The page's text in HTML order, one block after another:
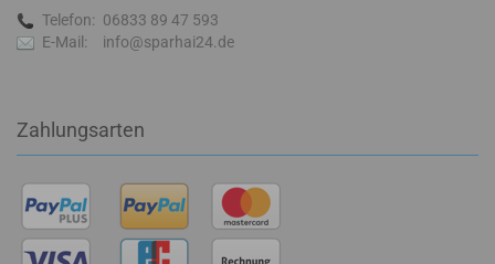
Telefon: 06833 89 47 593
E-Mail:
info@sparhai24.de
Zahlungsarten